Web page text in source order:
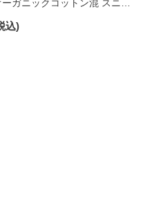
ガニックコットン混 スニー
込)